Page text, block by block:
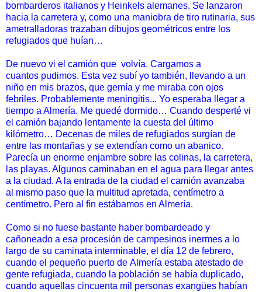
bombarderos italianos y Heinkels alemanes. Se lanzaron
hacia la carretera y, como una maniobra de tiro rutinaria, sus
ametralladoras trazaban dibujos geométricos entre los
refugiados que huían…
De nuevo vi el camión que volvía. Cargamos a
cuantos pudimos. Esta vez subí yo también, llevando a un
niño en mis brazos, que gemía y me miraba con ojos
febriles. Probablemente meningitis... Yo esperaba llegar a
tiempo a Almería. Me quedé dormido… Cuando desperté vi
el camión bajando lentamente la cuesta del último
kilómetro… Decenas de miles de refugiados surgían de
entre las montañas y se extendían como un abanico.
Parecía un enorme enjambre sobre las colinas, la carretera,
las playas. Algunos caminaban en el agua para llegar antes
a la ciudad. A la entrada de la ciudad el camión avanzaba
al mismo paso que la multitud apretada, centímetro a
centímetro. Pero al fin estábamos en Almería.
Como si no fuese bastante haber bombardeado y
cañoneado a esa procesión de campesinos inermes a lo
largo de su caminata interminable, el día 12 de febrero,
cuando el pequeño puerto de Almería estaba atestado de
gente refugiada, cuando la población se había duplicado,
cuando aquellas cincuenta mil personas exangües habían